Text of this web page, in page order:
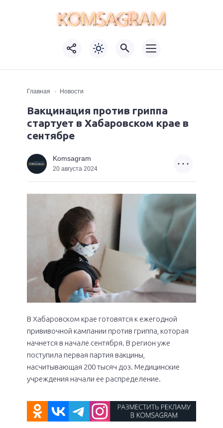
Главная Новости
Вакцинация против гриппа
стартует в Хабаровском крае в
сентябре
Komsagram
20 августа 2024
В Хабаровском крае готовятся к ежегодной
прививочной кампании против гриппа, которая
начнется в начале сентября. В регион уже
поступила первая партия вакцины,
насчитывающая 200 тысяч доз. Медицинские
учреждения начали ее распределение.